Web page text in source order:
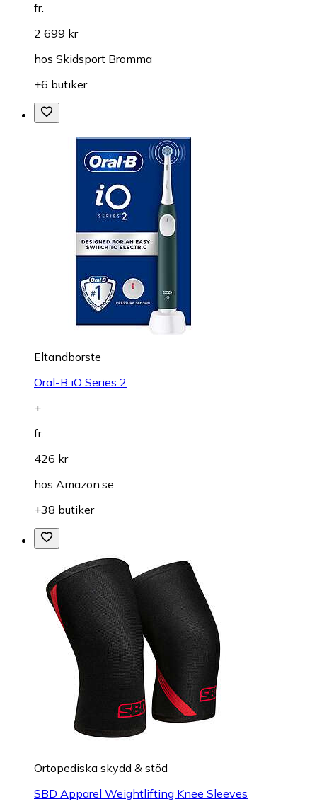
fr.
2 699 kr
hos Skidsport Bromma
+6 butiker
Ortopediska skydd & stöd